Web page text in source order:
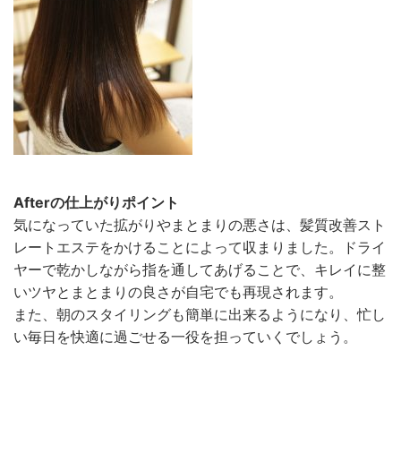
Afterの仕上がりポイント
気になっていた拡がりやまとまりの悪さは、髪質改善スト
レートエステをかけることによって収まりました。ドライ
ヤーで乾かしながら指を通してあげることで、キレイに整
いツヤとまとまりの良さが自宅でも再現されます。
また、朝のスタイリングも簡単に出来るようになり、忙し
い毎日を快適に過ごせる一役を担っていくでしょう。